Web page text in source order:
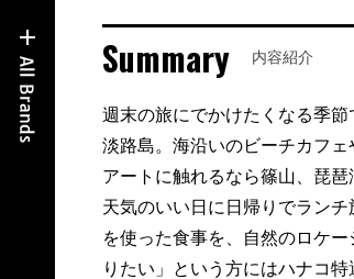
Summary 内容紹介
週末の旅にでかけたくなる季
淡路島。海沿いのビーチカフ
アートに触れるなら篠山、琵
天気のいい日に日帰りでラン
を使った食事を、自然のロケ
りたい」という方にはハナコ